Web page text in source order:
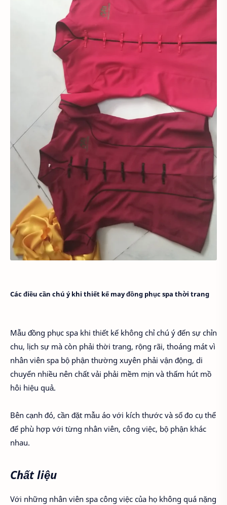
Các điều cần chú ý khi thiết kế may đồng phục spa thời trang
Mẫu đồng phục spa khi thiết kế không chỉ chú ý đến sự chỉn
chu, lịch sự mà còn phải thời trang, rộng rãi, thoáng mát vì
nhân viên spa bộ phận thường xuyên phải vận động, di
chuyển nhiều nên chất vải phải mềm mịn và thấm hút mồ
hôi hiệu quả.
Bên cạnh đó, cần đặt mẫu áo với kích thước và số đo cụ thể
để phù hợp với từng nhân viên, công việc, bộ phận khác
nhau.
Chất liệu
Với những nhân viên spa công việc của họ không quá nặng